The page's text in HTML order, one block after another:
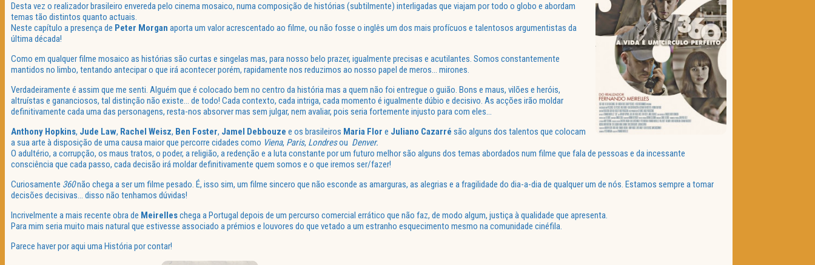
Desta vez o realizador brasileiro envereda pelo cinema mosaico, numa composição de histórias (subtilmente) interligadas que viajam por todo o globo e abordam
temas tão distintos quanto actuais.
Neste capítulo a presença de Peter Morgan aporta um valor acrescentado ao filme, ou não fosse o inglês um dos mais profícuos e talentosos argumentistas da
última década!
Como em qualquer filme mosaico as histórias são curtas e singelas mas, para nosso belo prazer, igualmente precisas e acutilantes. Somos constantemente
mantidos no limbo, tentando antecipar o que irá acontecer porém, rapidamente nos reduzimos ao nosso papel de meros… mirones.
Verdadeiramente é assim que me senti. Alguém que é colocado bem no centro da história mas a quem não foi entregue o guião. Bons e maus, vilões e heróis,
altruístas e gananciosos, tal distinção não existe… de todo! Cada contexto, cada intriga, cada momento é igualmente dúbio e decisivo. As acções irão moldar
definitivamente cada uma das personagens, resta-nos absorver mas sem julgar, nem avaliar, pois seria fortemente injusto para com eles…
Anthony Hopkins, Jude Law, Rachel Weisz, Ben Foster, Jamel Debbouze e os brasileiros Maria Flor e Juliano Cazarré são alguns dos talentos que colocam
a sua arte à disposição de uma causa maior que percorre cidades como Viena, Paris, Londresou Denver.
O adultério, a corrupção, os maus tratos, o poder, a religião, a redenção e a luta constante por um futuro melhor são alguns dos temas abordados num filme que fala de pessoas e da incessante
consciência que cada passo, cada decisão irá moldar definitivamente quem somos e o que iremos ser/fazer!
Curiosamente 360não chega a ser um filme pesado. É, isso sim, um filme sincero que não esconde as amarguras, as alegrias e a fragilidade do dia-a-dia de qualquer um de nós. Estamos sempre a tomar
decisões decisivas… disso não tenhamos dúvidas!
Incrivelmente a mais recente obra de Meirelleschega a Portugal depois de um percurso comercial errático que não faz, de modo algum, justiça à qualidade que apresenta.
Para mim seria muito mais natural que estivesse associado a prémios e louvores do que vetado a um estranho esquecimento mesmo na comunidade cinéfila.
Parece haver por aqui uma História por contar!